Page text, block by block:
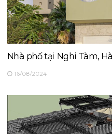
Nhà phố tại Nghi Tàm,
16/08/2024